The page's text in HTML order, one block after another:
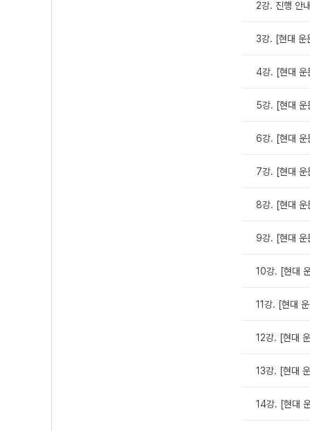
2강. 진행 안
3강. [현대 운
4강. [현대 운
5강. [현대
6강. [현대
7강. [현대
8강. [현대
9강. [현대
10강. [현대
11강. [현대
12강. [현대
13강. [현대
14강. [현대